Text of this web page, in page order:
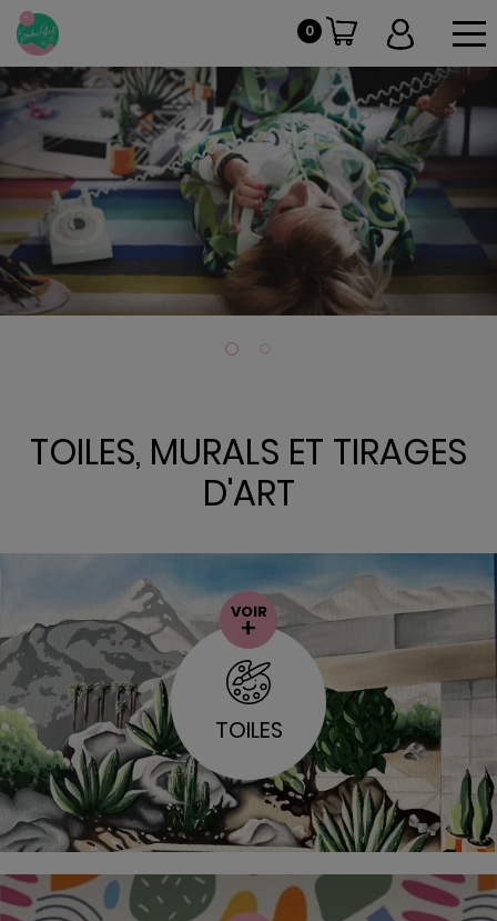
0
TOILES, MURALS ET TIRAGES
D'ART
TOILES
VOIR
+